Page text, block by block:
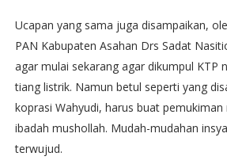
Ucapan yang sama juga disampaikan,
PAN Kabupaten Asahan Drs Sadat
agar mulai sekarang agar dikumpul KTP
tiang listrik. Namun betul seperti yang
koprasi Wahyudi, harus buat
ibadah mushollah. Mudah-mudahan
terwujud.